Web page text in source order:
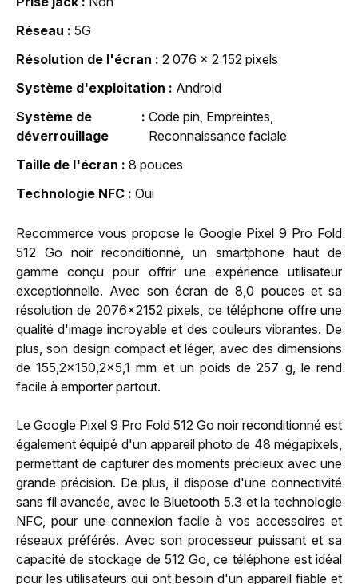
Réseau
5G
Résolution de l'écran
2 076 x 2 152 pixels
Système d'exploitation
Android
Système de
déverrouillage
Code pin, Empreintes,
Reconnaissance faciale
Taille de l'écran
8 pouces
Technologie NFC
Oui
Recommerce vous propose le Google Pixel 9 Pro Fold
512 Go noir reconditionné, un smartphone haut de
gamme conçu pour offrir une expérience utilisateur
exceptionnelle. Avec son écran de 8,0 pouces et sa
résolution de 2076x2152 pixels, ce téléphone offre une
qualité d'image incroyable et des couleurs vibrantes. De
plus, son design compact et léger, avec des dimensions
de 155,2x150,2x5,1 mm et un poids de 257 g, le rend
facile à emporter partout.
Le Google Pixel 9 Pro Fold 512 Go noir reconditionné est
également équipé d'un appareil photo de 48 mégapixels,
permettant de capturer des moments précieux avec une
grande précision. De plus, il dispose d'une connectivité
sans fil avancée, avec le Bluetooth 5.3 et la technologie
NFC, pour une connexion facile à vos accessoires et
réseaux préférés. Avec son processeur puissant et sa
capacité de stockage de 512 Go, ce téléphone est idéal
pour les utilisateurs qui ont besoin d'un appareil fiable et